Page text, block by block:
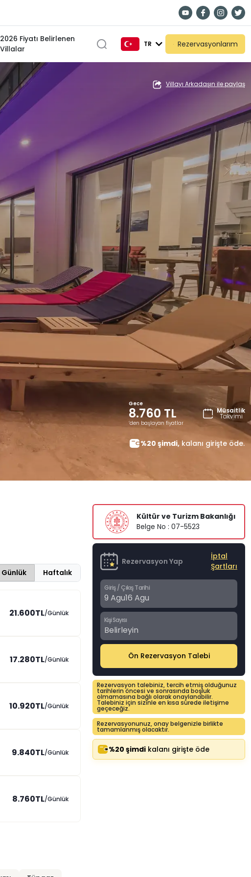
2026 Fiyatı Belirlenen
Villalar
TR Rezervasyonlarım
Villayı Arkadaşın ile paylaş
Gece
8.760 TL
‘den başlayan fiyatlar
Müsaitlik
Takvimi
%20 şimdi, kalanı girişte öde.
Günlük Haftalık
21.600TL/Günlük
17.280TL/Günlük
10.920TL/Günlük
9.840TL/Günlük
8.760TL/Günlük
Kültür ve Turizm Bakanlığı
Belge No : 07-5523
Rezervasyon Yap
İptal
Şartları
Giriş / Çıkış Tarihi
9 Agu16 Agu
Kişi Sayısı
Belirleyin
Ön Rezervasyon Talebi
Rezervasyon talebiniz, tercih etmiş olduğunuz
tarihlerin öncesi ve sonrasında boşluk
olmamasına bağlı olarak onaylanabilir.
Talebiniz için sizinle en kısa sürede iletişime
geçeceğiz.
Rezervasyonunuz, onay belgenizle birlikte
tamamlanmış olacaktır.
%20 şimdi kalanı girişte öde